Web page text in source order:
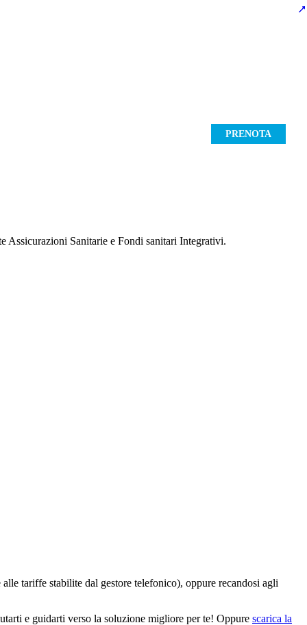
PRENOTA
Assicurazioni Sanitarie e Fondi sanitari Integrativi.
alle tariffe stabilite dal gestore telefonico), oppure recandosi agli
e guidarti verso la soluzione migliore per te! Oppure scarica la